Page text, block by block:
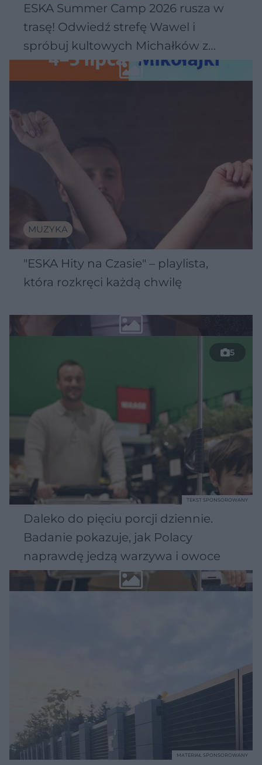
ESKA Summer Camp 2026 rusza w
trasę! Odwiedź strefę Wawel i
spróbuj kultowych Michałków z
Wawelu
MUZYKA
"ESKA Hity na Czasie" – playlista,
która rozkręci każdą chwilę
5
Daleko do pięciu porcji dziennie.
Badanie pokazuje, jak Polacy
naprawdę jedzą warzywa i owoce
TEKST SPONSOROWANY
MATERIAŁ SPONSOROWANY